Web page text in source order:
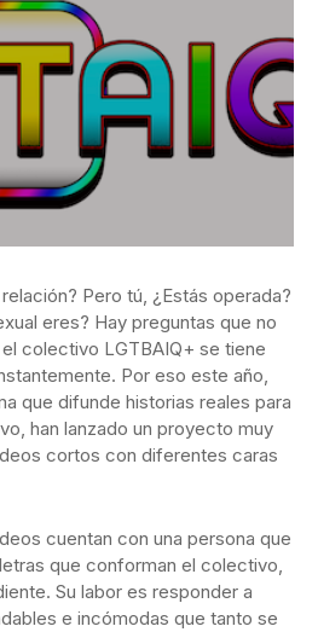
Pero tú, ¿Estás operada?
eres? Hay preguntas que no
colectivo LGTBAIQ+ se tiene
Por eso este año,
que difunde historias reales para
han lanzado un proyecto muy
cortos con diferentes caras
cuentan con una persona que
que conforman el colectivo,
Su labor es responder a
e incómodas que tanto se